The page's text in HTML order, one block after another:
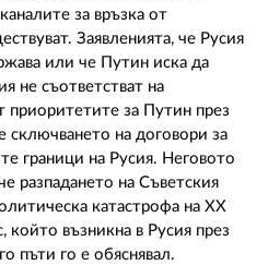
за връзка от
Заявленията, че Русия
или че Путин иска да
не съответстват на
приоритетите за Путин през
сключването на договори за
граници на Русия. Неговото
разпадането на Съветския
катастрофа на ХХ
който възникна в Русия през
пъти го е обяснявал.